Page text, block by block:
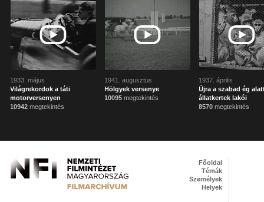
1933. május
Világrekordok a táti
motorversenyen
10942 megtekintés
1941. augusztus
Hölgyek versenye
10095 megtekintés
1937. április
Újra a szabad ég
állatkertek lakói
8570 megtekintés
Főoldal
Témák
Személyek
Helyek